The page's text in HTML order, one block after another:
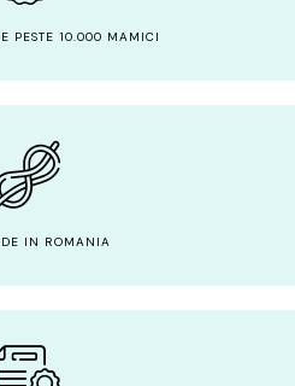
PESTE 10.000 MAMICI
IN ROMANIA